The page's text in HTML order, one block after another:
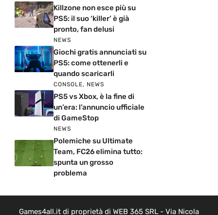
Killzone non esce più su
PS5: il suo ‘killer’ è già
pronto, fan delusi
NEWS
Giochi gratis annunciati su
PS5: come ottenerli e
quando scaricarli
CONSOLE, NEWS
PS5 vs Xbox, è la fine di
un’era: l’annuncio ufficiale
di GameStop
NEWS
Polemiche su Ultimate
Team, FC26 elimina tutto:
spunta un grosso
problema
Games4all.it di proprietà di WEB 365 SRL - Via Nicola